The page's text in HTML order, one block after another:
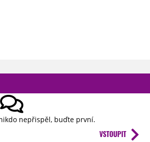
nepřispěl, buďte první.
VSTOUPIT